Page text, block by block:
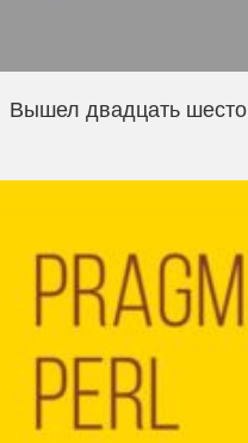
Вышел двадцать